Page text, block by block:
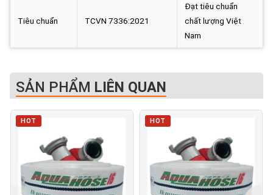
Tiêu chuẩn TCVN 7336:2021
Đạt tiêu chuẩn
chất lượng Việt
Nam
SẢN PHẨM LIÊN QUAN
HOT HOT